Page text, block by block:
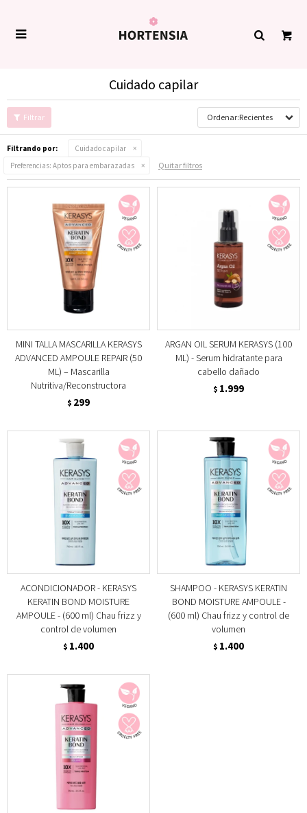

Cuidado capilar
Recientes
Filtrando por:
Cuidado capilar
Preferencias: Aptos para embarazadas Quitar filtros
MINI TALLA MASCARILLA KERASYS
ADVANCED AMPOULE REPAIR (50
ML) – Mascarilla
Nutritiva/Reconstructora
$ 299
ARGAN OIL SERUM KERASYS (100
ML) - Serum hidratante para
cabello dañado
$ 1.999
ACONDICIONADOR - KERASYS
KERATIN BOND MOISTURE
AMPOULE - (600 ml) Chau frizz y
control de volumen
$ 1.400
SHAMPOO - KERASYS KERATIN
BOND MOISTURE AMPOULE -
(600 ml) Chau frizz y control de
volumen
$ 1.400